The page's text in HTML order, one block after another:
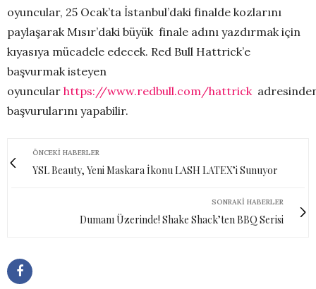
oyuncular, 25 Ocak’ta İstanbul’daki finalde kozlarını
paylaşarak Mısır’daki büyük finale adını yazdırmak için
kıyasıya mücadele edecek. Red Bull Hattrick’e
başvurmak isteyen
oyuncular https://www.redbull.com/hattrick
başvurularını yapabilir.
ÖNCEKI HABERLER
YSL Beauty, Yeni Maskara İkonu LASH LATEX’i Sunuyor
SONRAKI HABERLER
Dumanı Üzerinde! Shake Shack’ten BBQ Serisi